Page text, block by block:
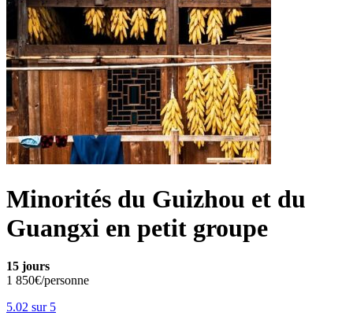
Minorités du Guizhou et du
Guangxi en petit groupe
15 jours
1 850€/personne
5.02 sur 5